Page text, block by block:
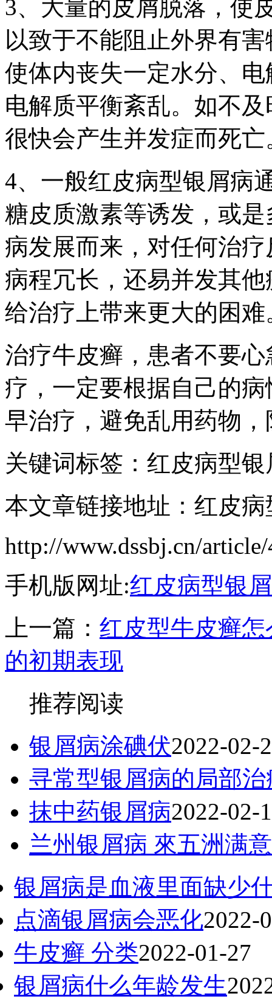
3、大量的皮屑脱落，使
以致于不能阻止外界有
使体内丧失一定水分、
电解质平衡紊乱。如不
很快会产生并发症而死亡
4、一般红皮病型银屑病
糖皮质激素等诱发，或
病发展而来，对任何治
病程冗长，还易并发其
给治疗上带来更大的困难
治疗牛皮癣，患者不要
疗，一定要根据自己的
早治疗，避免乱用药物
关键词标签：红皮病型银
本文章链接地址：红皮
http://www.dssbj.cn/
手机版网址:红皮病型银
上一篇： 红皮型牛皮癣怎
的初期表现
推荐阅读
银屑病涂碘伏2022-02-
寻常型银屑病的局部治
抹中药银屑病2022-02-
兰州银屑病 來五洲满意
银屑病是血液里面缺少
点滴银屑病会恶化2022-
牛皮癣 分类2022-01-27
银屑病什么年龄发生